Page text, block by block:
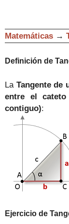
Matemáticas →
Definición de
La Tangente de
entre el
contiguo):
Ejercicio de